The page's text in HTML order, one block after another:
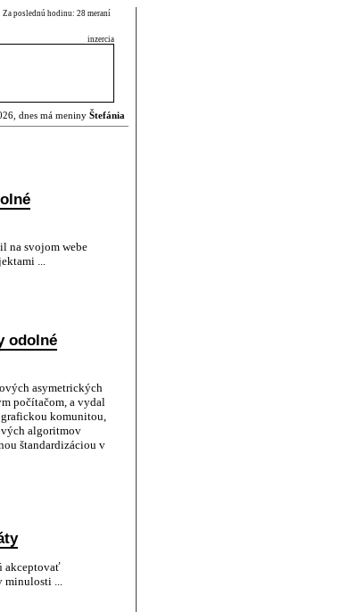
Za poslednú hodinu: 28 meraní
inzercia
dnes má meniny Štefánia
na svojom webe
...
odolné
asymetrických
počítačom, a vydal
komunitou,
algoritmov
štandardizáciou v
akceptovať
minulosti ...